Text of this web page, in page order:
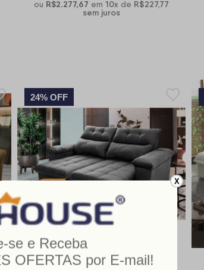
ou R$2.277,67 em 10x de R$227,77
sem juros
24% OFF
X